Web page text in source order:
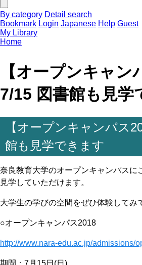
By category Detail search
Bookmark Login Japanese Help Guest
My Library
Home
【オープンキャン
7/15 図書館も見学
【オープンキャンパス
館も見学できます
奈良教育大学のオープンキャンパスに
見学していただけます。
大学生の学びの空間をぜひ体験してみ
○オープンキャンパス2018
http://www.nara-edu.ac.jp/admissions/
期間：7月15日(日)